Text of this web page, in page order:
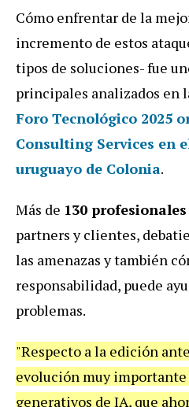
Cómo enfrentar de la
incremento de estos
tipos de soluciones- fue
principales analizados en
Foro Tecnológico 2025
Consulting Services en
uruguayo de Colonia.
Más de 130 profesionales
partners y clientes,
las amenazas y también
responsabilidad, puede
problemas.
"Respecto a la edición
evolución muy importante
generativos de IA, que